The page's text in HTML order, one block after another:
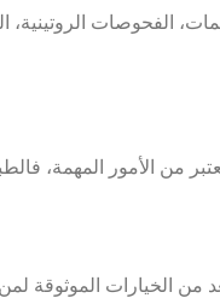
الفحوصات الروتينية،
من الأمور المهمة،